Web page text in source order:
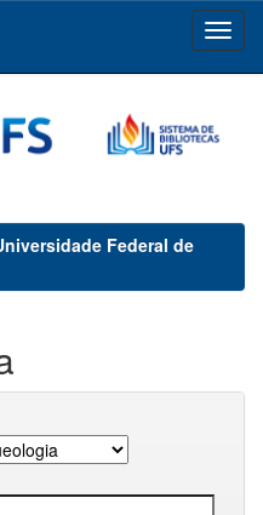
Federal de